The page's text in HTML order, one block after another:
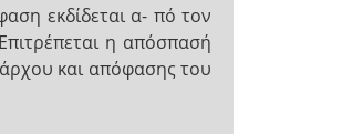
εκδίδεται α- πό τον
η απόσπασή
και απόφασης του